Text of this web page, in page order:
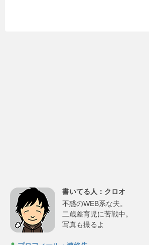
書いてる人：クロオ
不惑のWEB系な夫。
二歳差育児に苦戦中。
写真も撮るよ